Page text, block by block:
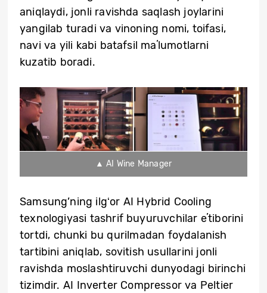
aniqlaydi, jonli ravishda saqlash joylarini
yangilab turadi va vinoning nomi, toifasi,
navi va yili kabi batafsil maʼlumotlarni
kuzatib boradi.
▲ AI Wine Manager
Samsung’ning ilgʻor AI Hybrid Cooling
texnologiyasi tashrif buyuruvchilar eʼtiborini
tortdi, chunki bu qurilmadan foydalanish
tartibini aniqlab, sovitish usullarini jonli
ravishda moslashtiruvchi dunyodagi birinchi
tizimdir. AI Inverter Compressor va Peltier